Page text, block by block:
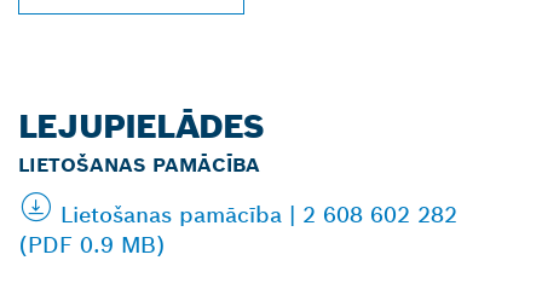
LEJUPIELĀDES
LIETOŠANAS PAMĀCĪBA
Lietošanas pamācība | 2 608 602 282
(PDF 0.9 MB)